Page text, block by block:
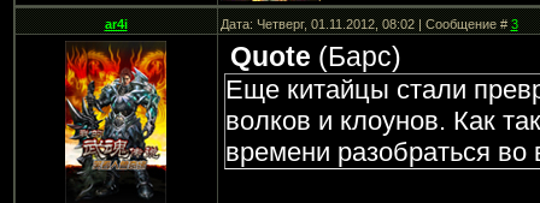
ar4i Дата: Четверг, 01.11.2012, 08:02 | Сообщение #3
Quote (Барс)
Еще китайцы стали
волков и клоунов. Как
времени разобраться